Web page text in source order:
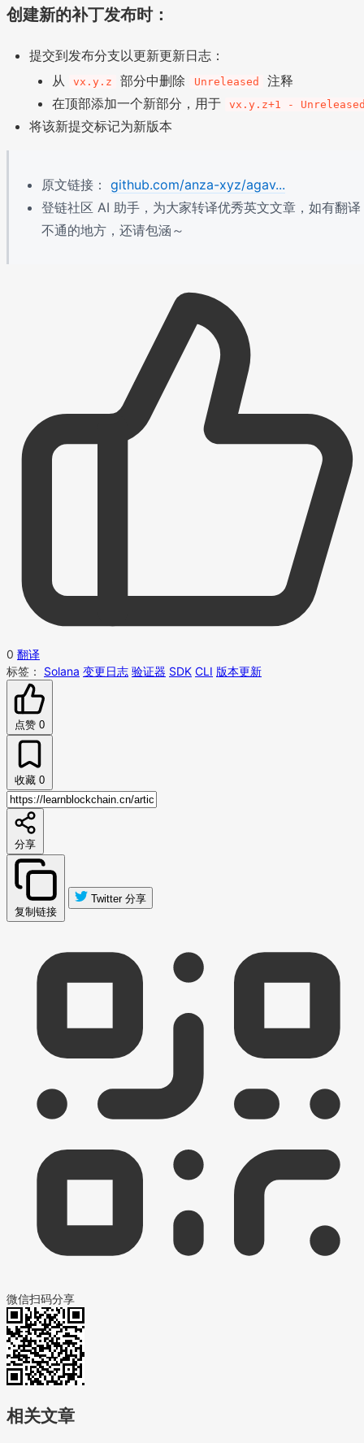
创建新的补丁发布时：
提交到发布分支以更新更新日志：
从
vx.y.z 部分中删除 Unreleased
注释
在顶部添加一个新部分，用于
vx.y.z+1 -
将该新提交标记为新版本
原文链接： github.com/anza-xyz/agav...
登链社区 AI 助手，为大家转译优秀英文文章，如有翻译
不通的地方，还请包涵～
0 翻译
标签：
Solana 变更日志 验证器 SDK CLI 版本更新
点赞 0
收藏 0
分享
复制链接
Twitter 分享
微信扫码分享
相关文章